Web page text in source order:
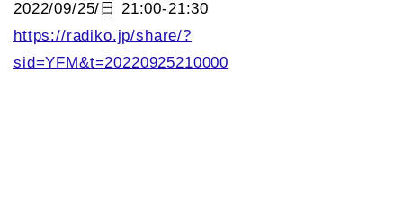
2022/09/25/日 21:00-21:30
https://radiko.jp/share/?
sid=YFM&t=20220925210000